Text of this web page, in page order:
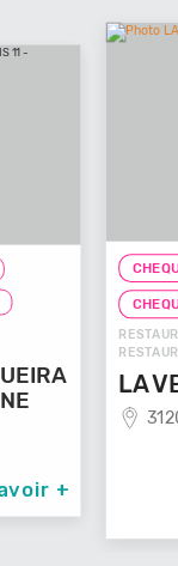
CHEQUE-
CHEQUE-
RESTAURANT
RESTAURATION
LA VENUS
31200